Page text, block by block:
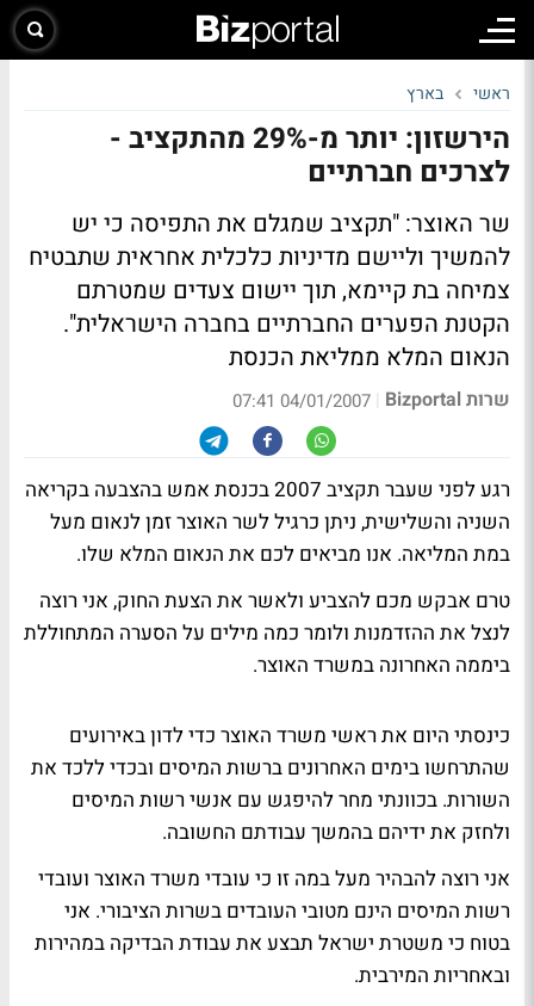
ראשי בארץ
הירשזון: יותר מ-29% מהתקציב -
לצרכים חברתיים
שר האוצר: "תקציב שמגלם את התפיסה כי יש
להמשיך וליישם מדיניות כלכלית אחראית שתבטיח
צמיחה בת קיימא, תוך יישום צעדים שמטרתם
הקטנת הפערים החברתיים בחברה הישראלית".
הנאום המלא ממליאת הכנסת
שרות Bizportal |
04/01/2007 07:41
רגע לפני שעבר תקציב 2007 בכנסת אמש בהצבעה בקריאה
השניה והשלישית, ניתן כרגיל לשר האוצר זמן לנאום מעל
במת המליאה. אנו מביאים לכם את הנאום המלא שלו.
טרם אבקש מכם להצביע ולאשר את הצעת החוק, אני רוצה
לנצל את ההזדמנות ולומר כמה מילים על הסערה המתחוללת
ביממה האחרונה במשרד האוצר.
כינסתי היום את ראשי משרד האוצר כדי לדון באירועים
שהתרחשו בימים האחרונים ברשות המיסים ובכדי ללכד את
השורות. בכוונתי מחר להיפגש עם אנשי רשות המיסים
ולחזק את ידיהם בהמשך עבודתם החשובה.
אני רוצה להבהיר מעל במה זו כי עובדי משרד האוצר ועובדי
רשות המיסים הינם מטובי העובדים בשרות הציבורי. אני
בטוח כי משטרת ישראל תבצע את עבודת הבדיקה במהירות
ובאחריות המירבית.